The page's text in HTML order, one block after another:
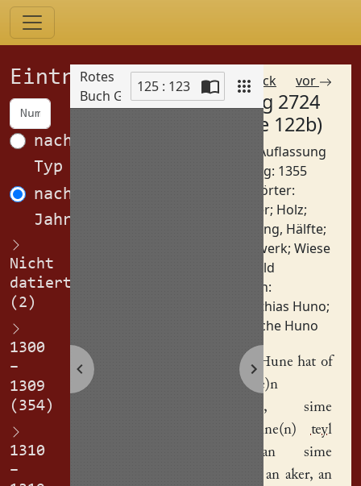
Einträge
nach
Typ
nach
Jahren
Nicht
datiert
(2)
1300
–
1309
(354)
1310
–
Rotes
Buch Görlitz
125 : 123 zurück vor
Eintrag 2724
(Spalte 122b)
Betreff: Auflassung
Datierung: 1355
Schlagwörter:
Acker; Holz;
Teilung, Hälfte;
Vorwerk; Wiese
Wald
Personen:
Matthias Huno;
Nitsche Huno
Mathys Hune hat of
g(e)geb(e)n
, sime
sone, sine(n)teyl
an sime
, an aker, an